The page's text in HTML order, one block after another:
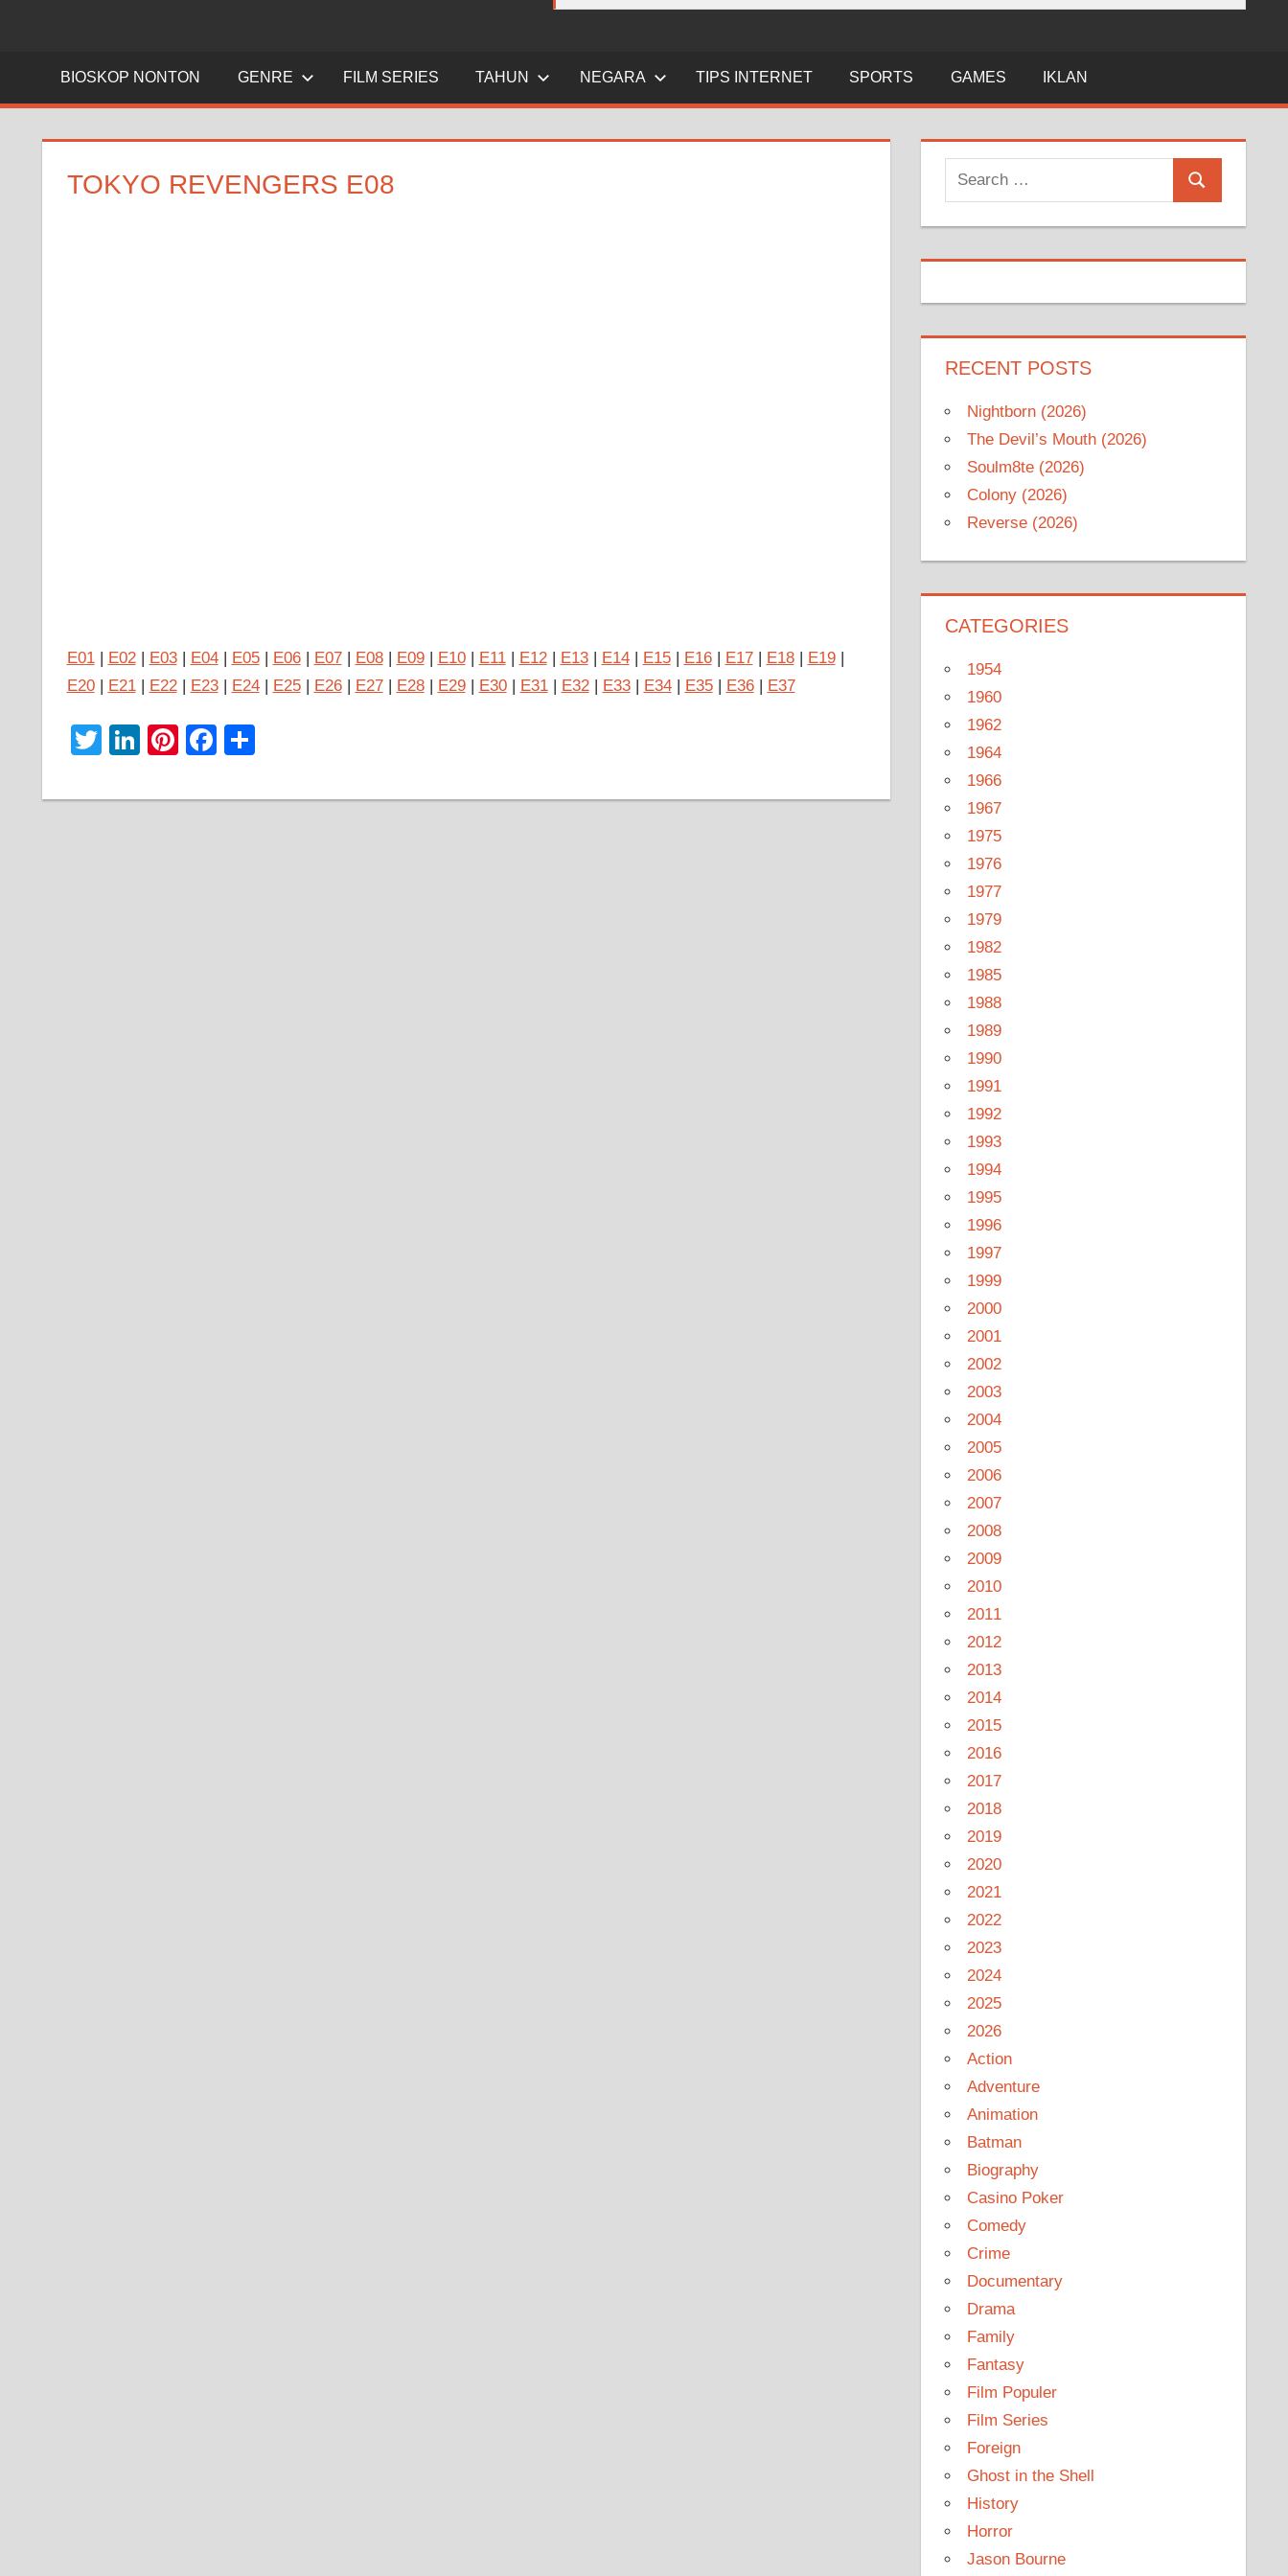
BIOSKOP NONTON GENRE FILM SERIES TAHUN NEGARA TIPS INTERNET SPORTS GAMES IKLAN
TOKYO REVENGERS E08
E01| E02| E03| E04| E05| E06| E07| E08| E09| E10| E11| E12| E13| E14| E15| E16| E17| E18| E19|
E20| E21| E22| E23| E24| E25| E26| E27| E28| E29| E30| E31| E32| E33| E34| E35| E36| E37
Twitter
LinkedIn
Pinterest
Facebook
Search
for:
Search
RECENT POSTS
Nightborn (2026)
The Devil’s Mouth (2026)
Soulm8te (2026)
Colony (2026)
Reverse (2026)
CATEGORIES
1954
1960
1962
1964
1966
1967
1975
1976
1977
1979
1982
1985
1988
1989
1990
1991
1992
1993
1994
1995
1996
1997
1999
2000
2001
2002
2003
2004
2005
2006
2007
2008
2009
2010
2011
2012
2013
2014
2015
2016
2017
2018
2019
2020
2021
2022
2023
2024
2025
2026
Action
Adventure
Animation
Batman
Biography
Casino Poker
Comedy
Crime
Documentary
Drama
Family
Fantasy
Film Populer
Film Series
Foreign
Ghost in the Shell
History
Horror
Jason Bourne